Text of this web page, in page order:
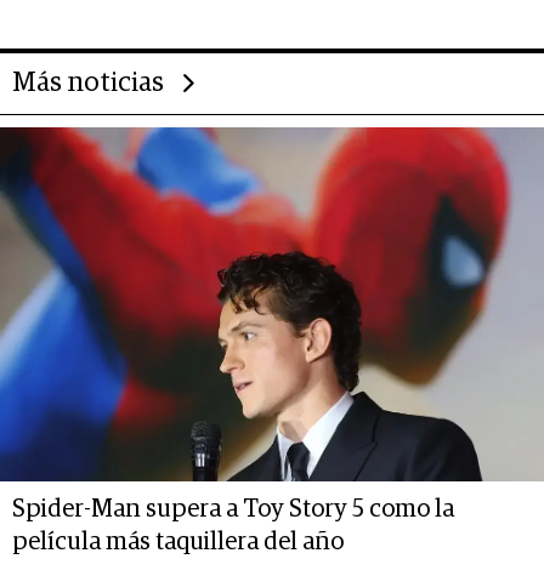
Más noticias
Spider-Man supera a Toy Story 5 como la
película más taquillera del año